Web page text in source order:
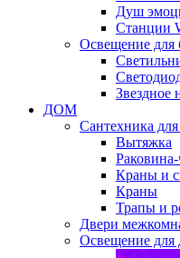
Душ
Станции
Освещение для
Звездное
ДОМ
Сантехника
Вытяжка
Краны и
Краны
Трапы и
Двери
Освещение для